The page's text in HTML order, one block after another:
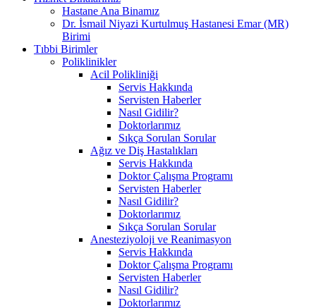
Hastane Ana Binamız
Dr. İsmail Niyazi Kurtulmuş Hastanesi Emar (MR)
Birimi
Tıbbi Birimler
Poliklinikler
Acil Polikliniği
Servis Hakkında
Servisten Haberler
Nasıl Gidilir?
Doktorlarımız
Sıkça Sorulan Sorular
Ağız ve Diş Hastalıkları
Servis Hakkında
Doktor Çalışma Programı
Servisten Haberler
Nasıl Gidilir?
Doktorlarımız
Sıkça Sorulan Sorular
Anesteziyoloji ve Reanimasyon
Servis Hakkında
Doktor Çalışma Programı
Servisten Haberler
Nasıl Gidilir?
Doktorlarımız